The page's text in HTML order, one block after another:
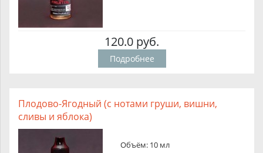
120.0 руб.
Подробнее
Плодово-Ягодный (с нотами груши, вишни,
сливы и яблока)
Объём: 10 мл